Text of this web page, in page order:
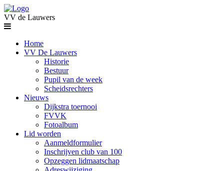
VV de Lauwers
Home
VV De Lauwers
Historie
Bestuur
Pupil van de week
Scheidsrechters
Nieuws
Dijkstra toernooi
FVVK
Fotoalbum
Lid worden
Aanmeldformulier
Inschrijven club van 100
Opzeggen lidmaatschap